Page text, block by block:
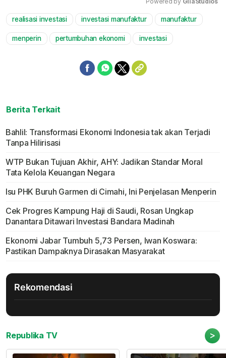
Mute
realisasi investasi investasi manufaktur manufaktur
menperin pertumbuhan ekonomi investasi
Berita Terkait
Bahlil: Transformasi Ekonomi Indonesia tak akan Terjadi
Tanpa Hilirisasi
WTP Bukan Tujuan Akhir, AHY: Jadikan Standar Moral
Tata Kelola Keuangan Negara
Isu PHK Buruh Garmen di Cimahi, Ini Penjelasan Menperin
Cek Progres Kampung Haji di Saudi, Rosan Ungkap
Danantara Ditawari Investasi Bandara Madinah
Ekonomi Jabar Tumbuh 5,73 Persen, Iwan Koswara:
Pastikan Dampaknya Dirasakan Masyarakat
Rekomendasi
Republika TV >